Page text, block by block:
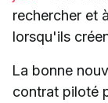
rechercher et
lorsqu'ils
La bonne
contrat piloté